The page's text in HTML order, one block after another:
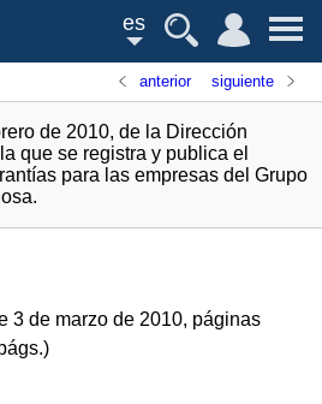
es
anterior siguiente
de 2010, de la Dirección
que se registra y publica el
para las empresas del Grupo
3 de marzo de 2010, páginas
)